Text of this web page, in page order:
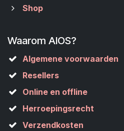
Shop
Waarom AIOS?
Algemene voorwaarden
Resellers
Online en offline
Herroepingsrecht
Verzendkosten